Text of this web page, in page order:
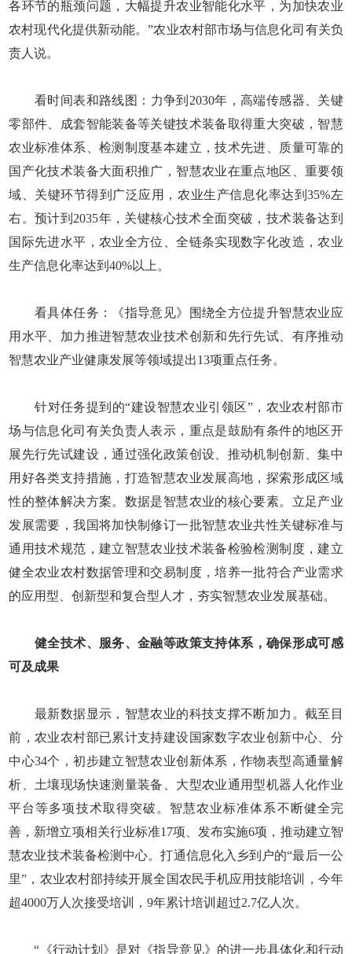
各环节的瓶颈问题，大幅提升农业智能化水平，为加快农业
农村现代化提供新动能。”农业农村部市场与信息化司有关负
责人说。
看时间表和路线图：力争到2030年，高端传感器、关键
零部件、成套智能装备等关键技术装备取得重大突破，智慧
农业标准体系、检测制度基本建立，技术先进、质量可靠的
国产化技术装备大面积推广，智慧农业在重点地区、重要领
域、关键环节得到广泛应用，农业生产信息化率达到35%左
右。预计到2035年，关键核心技术全面突破，技术装备达到
国际先进水平，农业全方位、全链条实现数字化改造，农业
生产信息化率达到40%以上。
看具体任务：《指导意见》围绕全方位提升智慧农业应
用水平、加力推进智慧农业技术创新和先行先试、有序推动
智慧农业产业健康发展等领域提出13项重点任务。
针对任务提到的“建设智慧农业引领区”，农业农村部市
场与信息化司有关负责人表示，重点是鼓励有条件的地区开
展先行先试建设，通过强化政策创设、推动机制创新、集中
用好各类支持措施，打造智慧农业发展高地，探索形成区域
性的整体解决方案。数据是智慧农业的核心要素。立足产业
发展需要，我国将加快制修订一批智慧农业共性关键标准与
通用技术规范，建立智慧农业技术装备检验检测制度，建立
健全农业农村数据管理和交易制度，培养一批符合产业需求
的应用型、创新型和复合型人才，夯实智慧农业发展基础。
健全技术、服务、金融等政策支持体系，确保形成可感
可及成果
最新数据显示，智慧农业的科技支撑不断加力。截至目
前，农业农村部已累计支持建设国家数字农业创新中心、分
中心34个，初步建立智慧农业创新体系，作物表型高通量解
析、土壤现场快速测量装备、大型农业通用型机器人化作业
平台等多项技术取得突破。智慧农业标准体系不断健全完
善，新增立项相关行业标准17项、发布实施6项，推动建立智
慧农业技术装备检测中心。打通信息化入乡到户的“最后一公
里”，农业农村部持续开展全国农民手机应用技能培训，今年
超4000万人次接受培训，9年累计培训超过2.7亿人次。
“《行动计划》是对《指导意见》的进一步具体化和行动